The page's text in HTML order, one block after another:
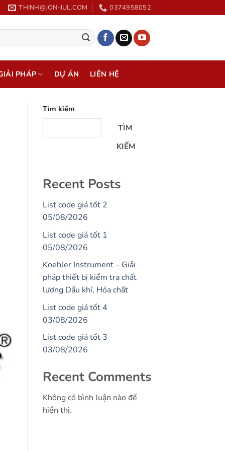
THINH@JON-JUL.COM 0374958052
PHÁP DỰ ÁN LIÊN HỆ
Tìm kiếm
TÌM
KIẾM
Recent Posts
List code giá tốt 2
05/08/2026
List code giá tốt 1
05/08/2026
Koehler Instrument – Giải
pháp thiết bị kiểm tra chất
lượng Dầu khí, Hóa chất
List code giá tốt 4
03/08/2026
List code giá tốt 3
03/08/2026
Recent Comments
Không có bình luận nào để
hiển thị.